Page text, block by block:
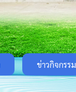
ข่าวกิจกรรม